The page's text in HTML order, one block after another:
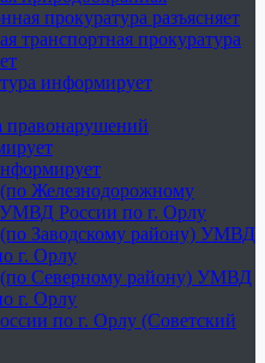
прокуратура разъясняет
транспортная прокуратура
информирует
правонарушений
Железнодорожному
России по г. Орлу
Заводскому району) УМВД
г. Орлу
Северному району) УМВД
г. Орлу
по г. Орлу (Советский